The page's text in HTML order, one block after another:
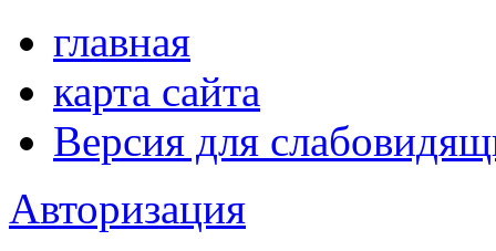
главная
карта сайта
Версия для
Авторизация